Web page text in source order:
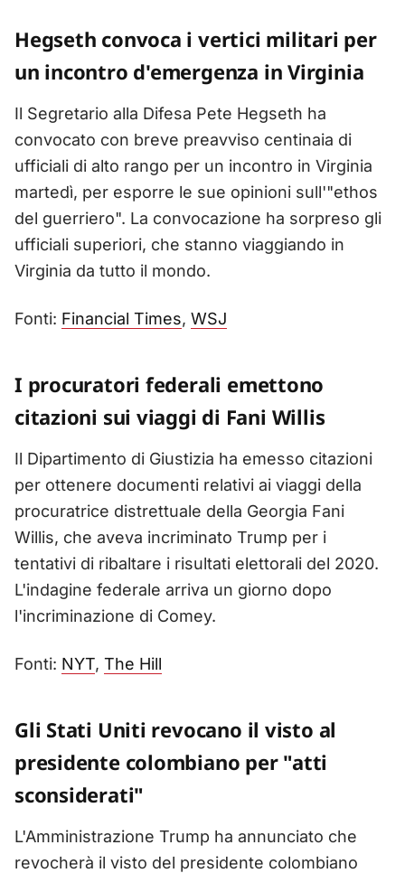
Hegseth convoca i vertici militari per
un incontro d'emergenza in Virginia
Il Segretario alla Difesa Pete Hegseth ha
convocato con breve preavviso centinaia di
ufficiali di alto rango per un incontro in Virginia
martedì, per esporre le sue opinioni sull'"ethos
del guerriero". La convocazione ha sorpreso gli
ufficiali superiori, che stanno viaggiando in
Virginia da tutto il mondo.
Fonti: Financial Times, WSJ
I procuratori federali emettono
citazioni sui viaggi di Fani Willis
Il Dipartimento di Giustizia ha emesso citazioni
per ottenere documenti relativi ai viaggi della
procuratrice distrettuale della Georgia Fani
Willis, che aveva incriminato Trump per i
tentativi di ribaltare i risultati elettorali del 2020.
L'indagine federale arriva un giorno dopo
l'incriminazione di Comey.
Fonti: NYT, The Hill
Gli Stati Uniti revocano il visto al
presidente colombiano per "atti
sconsiderati"
L'Amministrazione Trump ha annunciato che
revocherà il visto del presidente colombiano